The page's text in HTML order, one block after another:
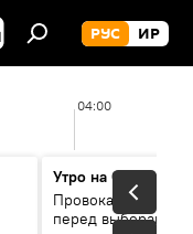
РУС ИР
04:00
Утро на Спутнике
Провокации со
перед выборами в